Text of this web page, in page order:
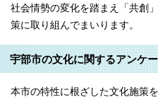
社会情勢の変化を踏まえ「共創
策に取り組んでまいります。
宇部市の文化に関するアンケ
本市の特性に根ざした文化施策